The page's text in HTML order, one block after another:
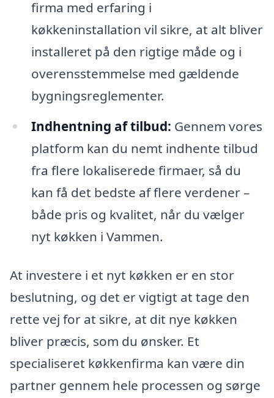
firma med erfaring i
køkkeninstallation vil sikre, at alt bliver
installeret på den rigtige måde og i
overensstemmelse med gældende
bygningsreglementer.
Indhentning af tilbud: Gennem vores
platform kan du nemt indhente tilbud
fra flere lokaliserede firmaer, så du
kan få det bedste af flere verdener –
både pris og kvalitet, når du vælger
nyt køkken i Vammen.
At investere i et nyt køkken er en stor
beslutning, og det er vigtigt at tage den
rette vej for at sikre, at dit nye køkken
bliver præcis, som du ønsker. Et
specialiseret køkkenfirma kan være din
partner gennem hele processen og sørge